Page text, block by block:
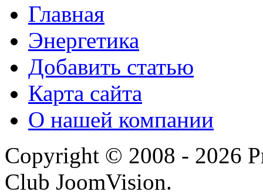
Главная
Энергетика
Добавить статью
Карта сайта
О нашей компании
Copyright © 2008 - 2026
Club JoomVision.